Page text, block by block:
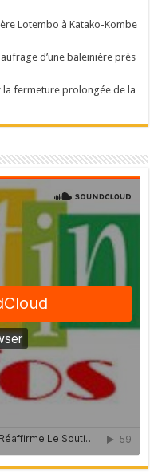
Lotembo à Katako-Kombe
d’une baleinière près
la fermeture prolongée de la